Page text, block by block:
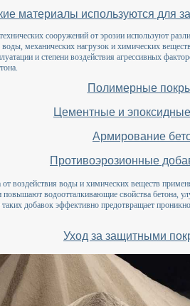
материалы используются для
сооружений от эрозии используют
механических нагрузок и химических
и степени воздействия агрессивных
Полимерные
Цементные и
Армирование
Противоэрозионные
воздействия воды и химических веществ
водоотталкивающие свойства бетона,
добавок эффективно предотвращает
Уход за защитными